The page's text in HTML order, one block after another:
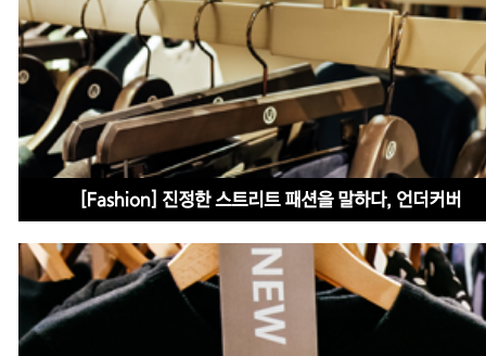
[Fashion] 진정한 스트리트 패션을 말하다, 언더커버